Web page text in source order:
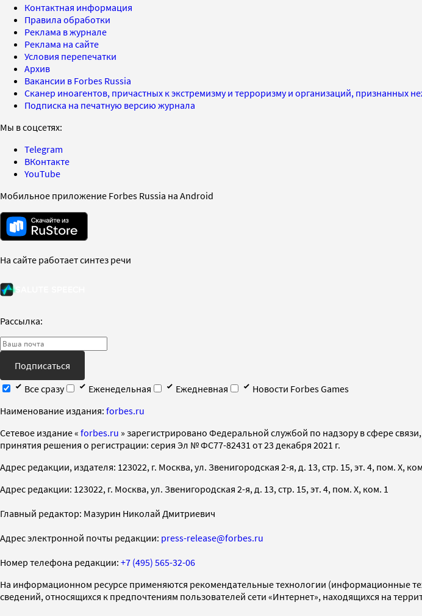
Контактная информация
Правила обработки
Реклама в журнале
Реклама на сайте
Условия перепечатки
Архив
Вакансии в Forbes Russia
Сканер иноагентов, причастных к экстремизму и терроризму и организаций, признанных
Подписка на печатную версию журнала
Мы в соцсетях:
Telegram
ВКонтакте
YouTube
Мобильное приложение Forbes Russia на Android
На сайте работает синтез речи
Рассылка:
Подписаться
Все сразу
Еженедельная Ежедневная
Новости Forbes Games
Наименование издания: forbes.ru
Cетевое издание « forbes.ru » зарегистрировано Федеральной службой по надзору в сфере
принятия решения о регистрации: серия Эл № ФС77-82431 от 23 декабря 2021 г.
Адрес редакции, издателя: 123022, г. Москва, ул. Звенигородская 2-я, д. 13, стр. 15, эт. 4, пом. X,
Адрес редакции: 123022, г. Москва, ул. Звенигородская 2-я, д. 13, стр. 15, эт. 4, пом. X, ком. 1
Главный редактор: Мазурин Николай Дмитриевич
Адрес электронной почты редакции: press-release@forbes.ru
Номер телефона редакции: +7 (495) 565-32-06
На информационном ресурсе применяются рекомендательные технологии (информационные
сведений, относящихся к предпочтениям пользователей сети «Интернет», находящихся на